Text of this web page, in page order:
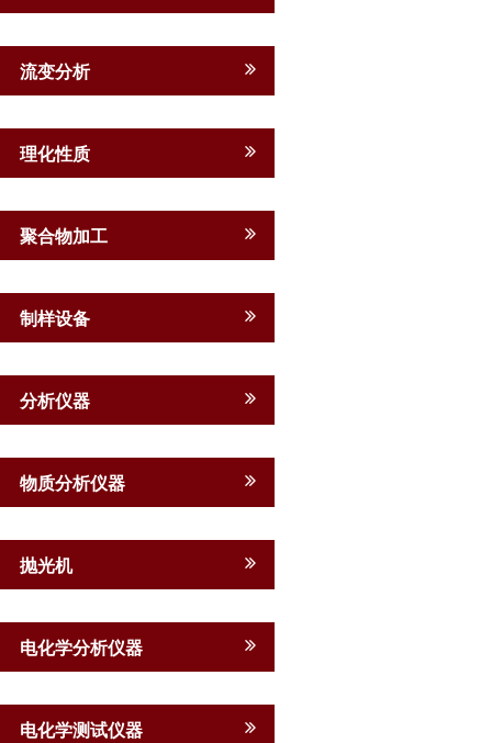
流变分析
理化性质
聚合物加工
制样设备
分析仪器
物质分析仪器
抛光机
电化学分析仪器
电化学测试仪器